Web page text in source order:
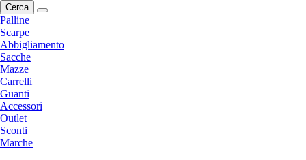
Cerca
Palline
Scarpe
Abbigliamento
Sacche
Mazze
Carrelli
Guanti
Accessori
Outlet
Sconti
Marche